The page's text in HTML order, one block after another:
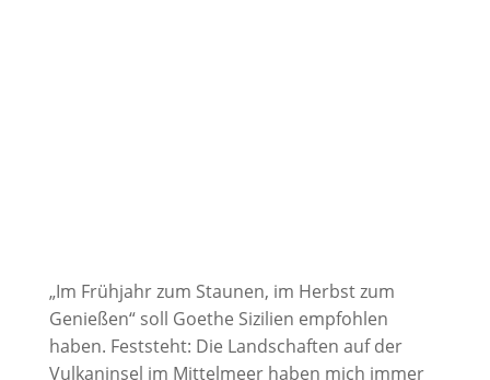
„Im Frühjahr zum Staunen, im Herbst zum
Genießen“ soll Goethe Sizilien empfohlen
haben. Feststeht: Die Landschaften auf der
Vulkaninsel im Mittelmeer haben mich immer